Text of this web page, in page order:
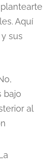
Aquí
sus
bajo
al